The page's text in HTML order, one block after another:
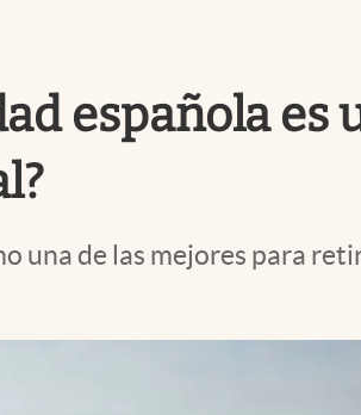
española es
una de las mejores para